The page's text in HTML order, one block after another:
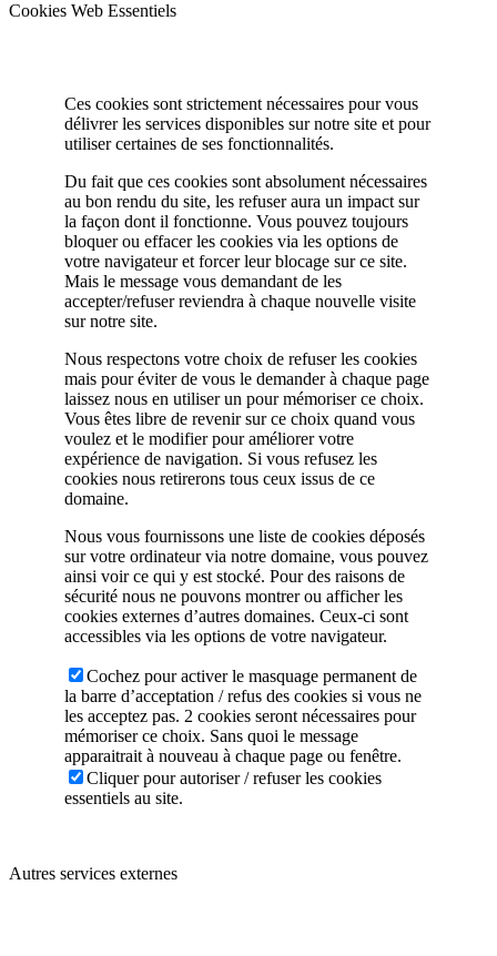
Cookies Web Essentiels
Ces cookies sont strictement nécessaires pour vous
délivrer les services disponibles sur notre site et pour
utiliser certaines de ses fonctionnalités.
Du fait que ces cookies sont absolument nécessaires
au bon rendu du site, les refuser aura un impact sur
la façon dont il fonctionne. Vous pouvez toujours
bloquer ou effacer les cookies via les options de
votre navigateur et forcer leur blocage sur ce site.
Mais le message vous demandant de les
accepter/refuser reviendra à chaque nouvelle visite
sur notre site.
Nous respectons votre choix de refuser les cookies
mais pour éviter de vous le demander à chaque page
laissez nous en utiliser un pour mémoriser ce choix.
Vous êtes libre de revenir sur ce choix quand vous
voulez et le modifier pour améliorer votre
expérience de navigation. Si vous refusez les
cookies nous retirerons tous ceux issus de ce
domaine.
Nous vous fournissons une liste de cookies déposés
sur votre ordinateur via notre domaine, vous pouvez
ainsi voir ce qui y est stocké. Pour des raisons de
sécurité nous ne pouvons montrer ou afficher les
cookies externes d’autres domaines. Ceux-ci sont
accessibles via les options de votre navigateur.
Cochez pour activer le masquage permanent de
la barre d’acceptation / refus des cookies si vous ne
les acceptez pas. 2 cookies seront nécessaires pour
mémoriser ce choix. Sans quoi le message
apparaitrait à nouveau à chaque page ou fenêtre.
Cliquer pour autoriser / refuser les cookies
essentiels au site.
Autres services externes